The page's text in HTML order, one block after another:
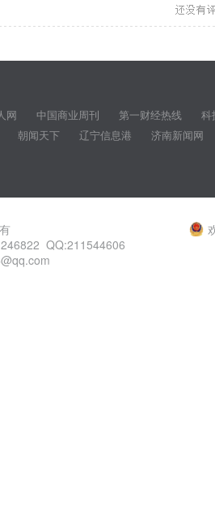
网 中国商业周刊 第一财经热线
科
朝闻天下 辽宁信息港
济南新闻网
QQ:211544606